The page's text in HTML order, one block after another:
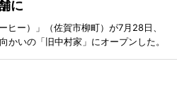
に
ヒー）」（佐賀市柳町）が7月28日、
かいの「旧中村家」にオープンした。